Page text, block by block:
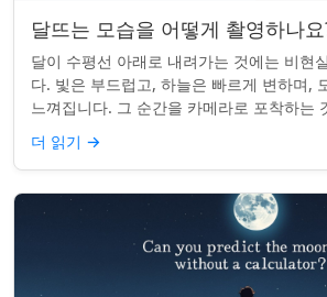
달뜨는 모습을 어떻게 촬영하나요
달이 수평선 아래로 내려가는 것에는 비현
다. 빛은 부드럽고, 하늘은 빠르게 변하며,
느껴집니다. 그 순간을 카메라로 포착하는
치가 있습니다. 간단한 팁:...
더 읽기 →